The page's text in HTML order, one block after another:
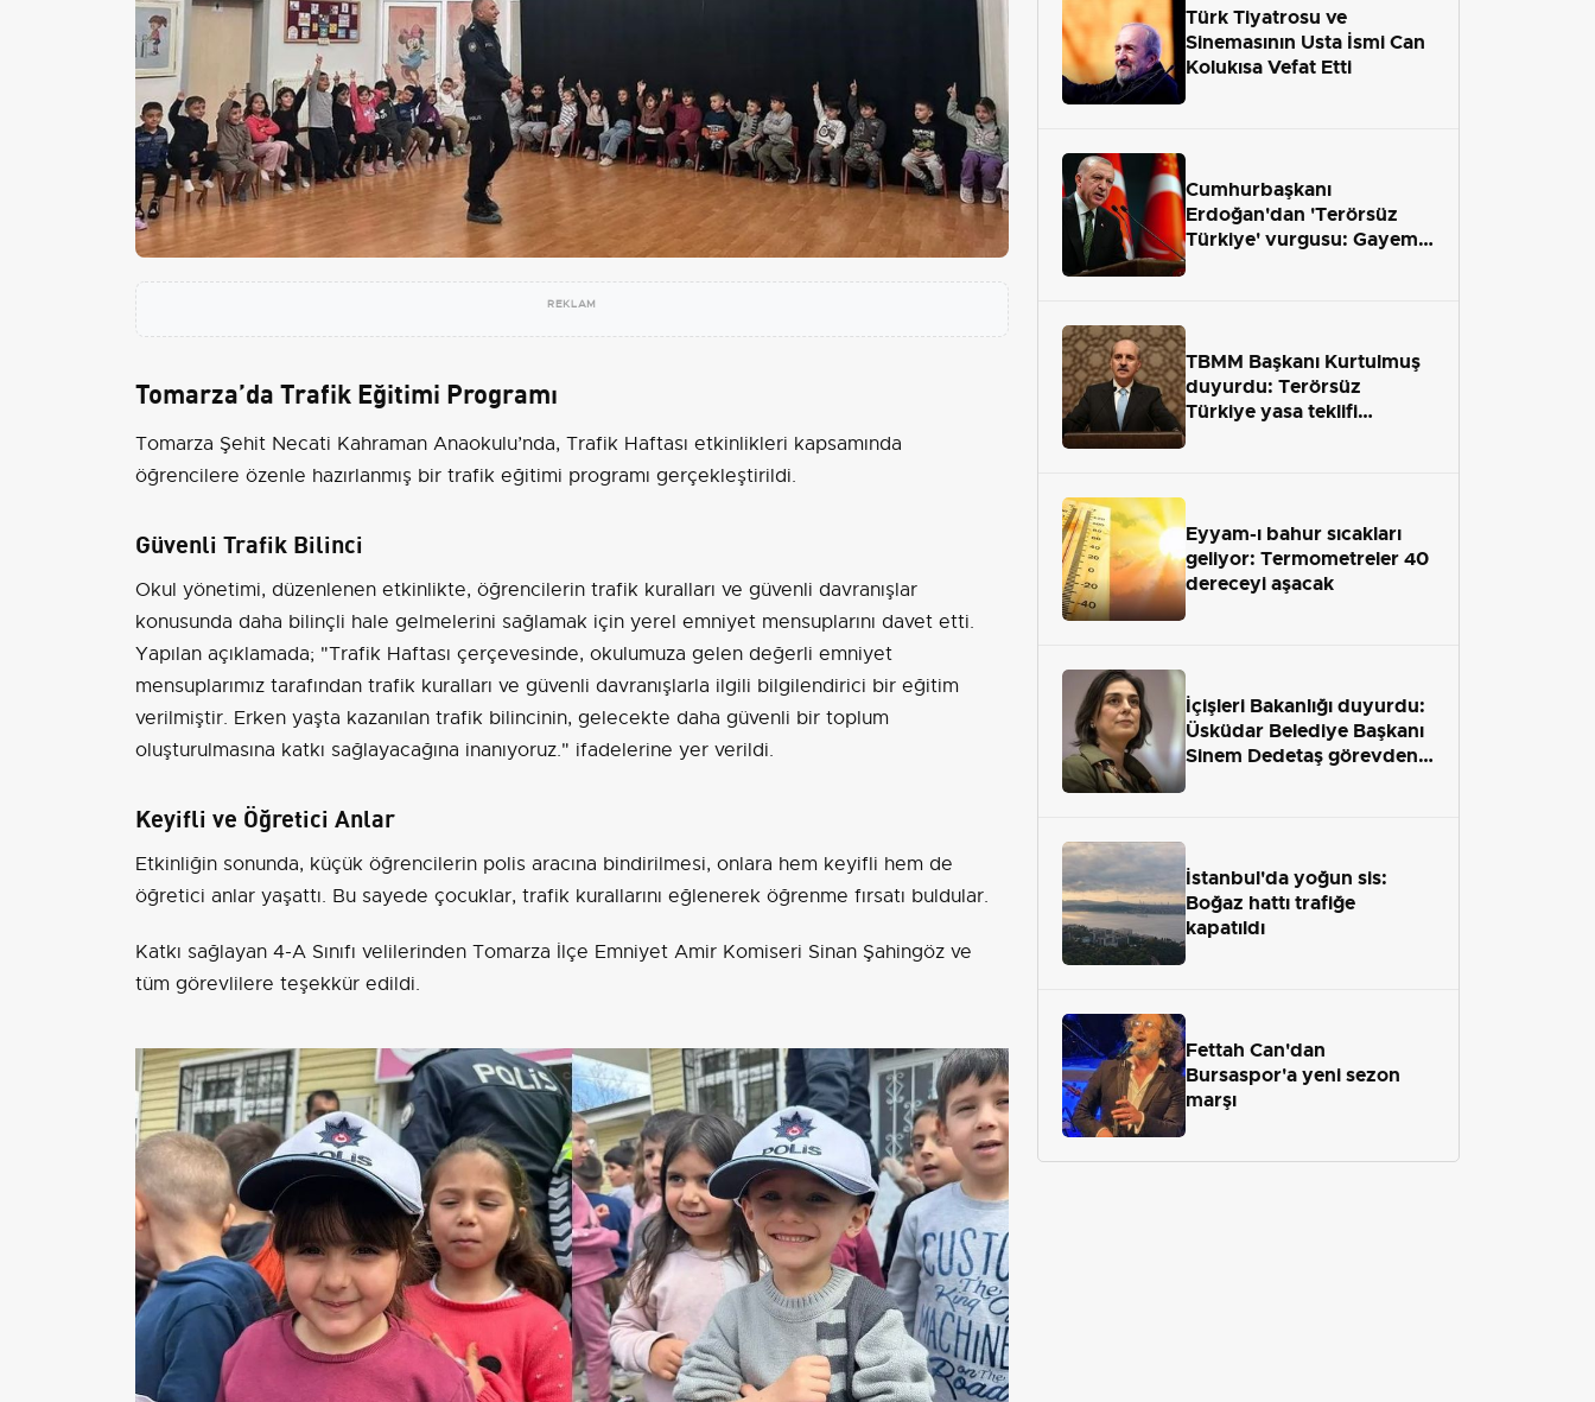
REKLAM
Tomarza’da Trafik Eğitimi Programı
Tomarza Şehit Necati Kahraman Anaokulu’nda, Trafik Haftası etkinlikleri kapsamında
öğrencilere özenle hazırlanmış bir trafik eğitimi programı gerçekleştirildi.
Güvenli Trafik Bilinci
Okul yönetimi, düzenlenen etkinlikte, öğrencilerin trafik kuralları ve güvenli davranışlar
konusunda daha bilinçli hale gelmelerini sağlamak için yerel emniyet mensuplarını davet etti.
Yapılan açıklamada; "Trafik Haftası çerçevesinde, okulumuza gelen değerli emniyet
mensuplarımız tarafından trafik kuralları ve güvenli davranışlarla ilgili bilgilendirici bir eğitim
verilmiştir. Erken yaşta kazanılan trafik bilincinin, gelecekte daha güvenli bir toplum
oluşturulmasına katkı sağlayacağına inanıyoruz." ifadelerine yer verildi.
Keyifli ve Öğretici Anlar
Etkinliğin sonunda, küçük öğrencilerin polis aracına bindirilmesi, onlara hem keyifli hem de
öğretici anlar yaşattı. Bu sayede çocuklar, trafik kurallarını eğlenerek öğrenme fırsatı buldular.
Katkı sağlayan 4-A Sınıfı velilerinden Tomarza İlçe Emniyet Amir Komiseri Sinan Şahingöz ve
tüm görevlilere teşekkür edildi.
Türk Tiyatrosu ve
Sinemasının Usta İsmi Can
Kolukısa Vefat Etti
Cumhurbaşkanı
Erdoğan'dan 'Terörsüz
Türkiye' vurgusu: Gayemiz
TBMM Başkanı Kurtulmuş
duyurdu: Terörsüz
Türkiye yasa teklifi
Eyyam-ı bahur sıcakları
geliyor: Termometreler 40
dereceyi aşacak
İçişleri Bakanlığı duyurdu:
Üsküdar Belediye Başkanı
Sinem Dedetaş görevden
İstanbul'da yoğun sis:
Boğaz hattı trafiğe
kapatıldı
Fettah Can'dan
Bursaspor'a yeni sezon
marşı